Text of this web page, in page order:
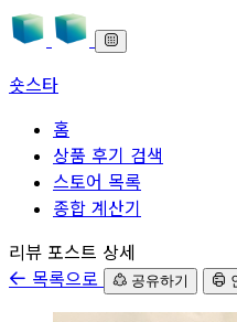
숏스타
홈
상품 후기 검색
스토어 목록
종합 계산기
본문으로 바로가기
리뷰 포스트 상세
목록으로
공유하기